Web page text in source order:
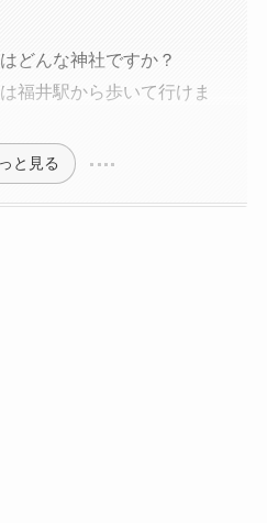
どんな神社ですか？
福井駅から歩いて行けま
と見る